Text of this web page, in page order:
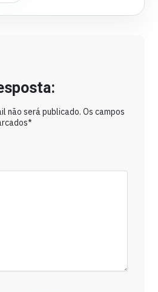
não será publicado. Os campos